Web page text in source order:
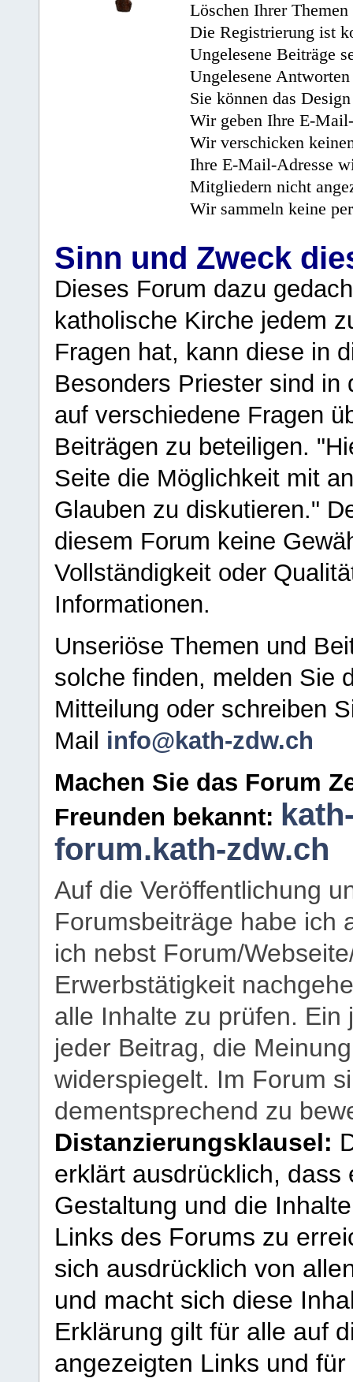
Löschen Ihrer
Die Registrierung ist
Ungelesene Beiträge
Ungelesene
Sie können das
Wir geben Ihre E-
Wir verschicken
Ihre E-Mail-Adresse
Mitgliedern nicht
Wir sammeln keine
Sinn und Zweck
Dieses Forum dazu
katholische Kirche jedem
Fragen hat, kann diese in
Besonders Priester sind in
auf verschiedene Fragen
Beiträgen zu beteiligen.
Seite die Möglichkeit mit
Glauben zu diskutieren."
diesem Forum keine
Vollständigkeit oder
Informationen.
Unseriöse Themen und
solche finden, melden Sie
Mitteilung oder schreiben
Mail info@kath-zdw.ch
Machen Sie das Forum
Freunden bekannt:
forum.kath-zdw.ch
Auf die Veröffentlichung
Forumsbeiträge habe ich
ich nebst Forum/
Erwerbstätigkeit
alle Inhalte zu prüfen.
jeder Beitrag, die
widerspiegelt. Im Forum
dementsprechend zu
Distanzierungsklausel:
erklärt ausdrücklich,
Gestaltung und die
Links des Forums zu
sich ausdrücklich von
und macht sich diese
Erklärung gilt für alle auf
angezeigten Links und